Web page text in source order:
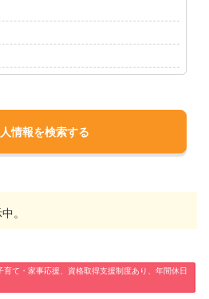
情報を検索する
。
育て・家事応援、資格取得支援制度あり、年間休日